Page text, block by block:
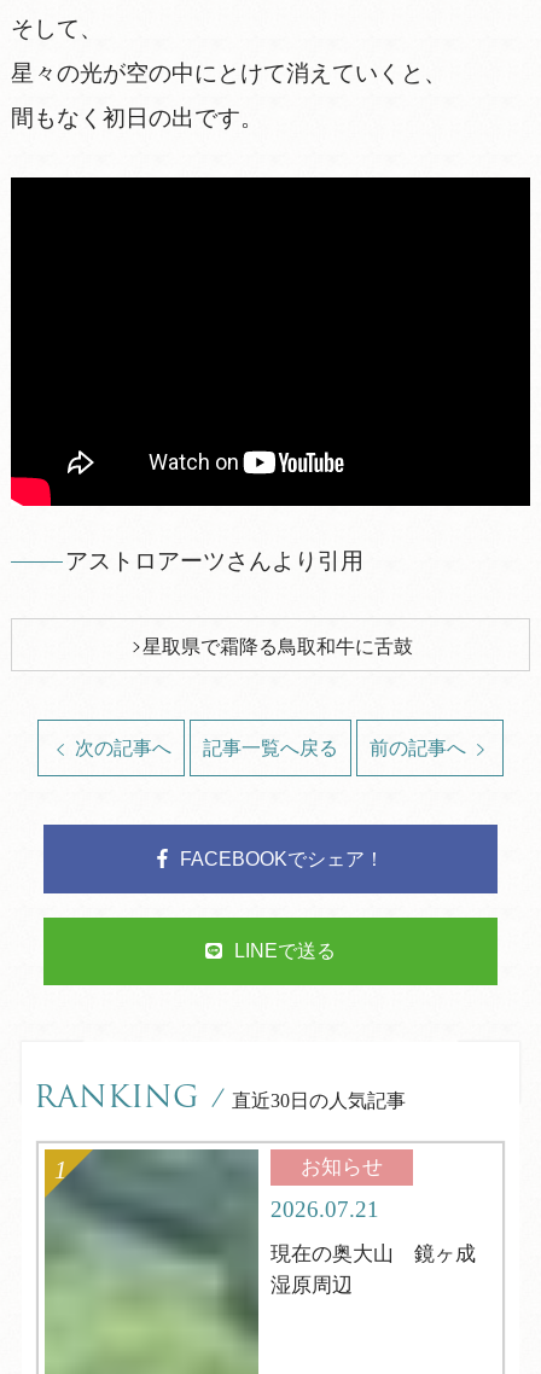
そして、
星々の光が空の中にとけて消えていくと、
間もなく初日の出です。
アストロアーツさんより引用
星取県で霜降る鳥取和牛に舌鼓
次の記事へ 記事一覧へ戻る 前の記事へ
FACEBOOKでシェア！
LINEで送る
RANKING / 直近30日の人気記事
お知らせ
2026.07.21
現在の奥大山 鏡ヶ成
湿原周辺